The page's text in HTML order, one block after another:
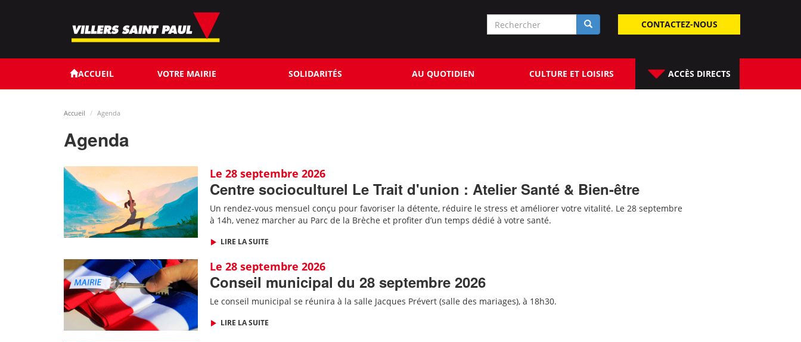
CONTACTEZ-NOUS
Formulaire
recherche
ACCUEIL VOTRE MAIRIE SOLIDARITÉS AU QUOTIDIEN CULTURE ET LOISIRS ACCÈS DIRECTS
Accueil Agenda
Agenda
Le 28 septembre 2026
Centre socioculturel Le Trait d'union : Atelier Santé & Bien-être
Un rendez-vous mensuel conçu pour favoriser la détente, réduire le stress et améliorer votre vitalité. Le 28 septembre
à 14h, venez marcher au Parc de la Brèche et profiter d’un temps dédié à votre santé.
LIRE LA SUITE
Le 28 septembre 2026
Conseil municipal du 28 septembre 2026
Le conseil municipal se réunira à la salle Jacques Prévert (salle des mariages), à 18h30.
LIRE LA SUITE